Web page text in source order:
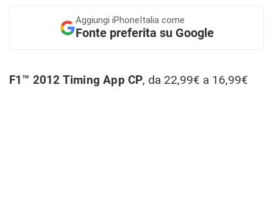
Aggiungi iPhoneItalia come
Fonte preferita su Google
F1™ 2012 Timing App CP, da 22,99€ a 16,99€